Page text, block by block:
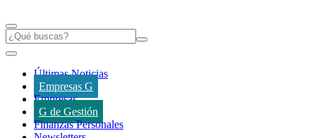
Últimas Noticias
Empresas G
Empresas
G de Gestión
Finanzas Personales